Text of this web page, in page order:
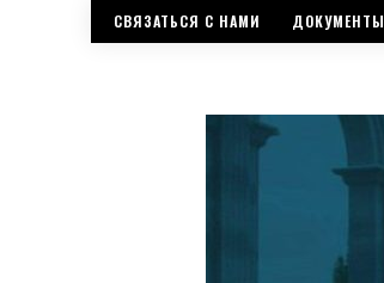
СВЯЗАТЬСЯ С НАМИ ДОКУМЕНТЫ